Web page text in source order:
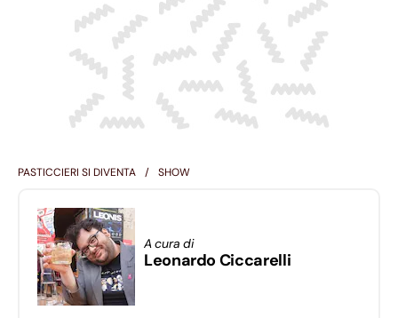
PASTICCIERI SI DIVENTA SHOW
A cura di
Leonardo Ciccarelli